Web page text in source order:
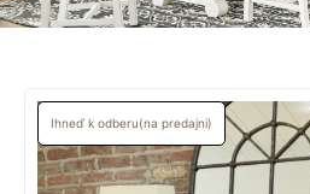
Ihneď k odberu(na predajni)